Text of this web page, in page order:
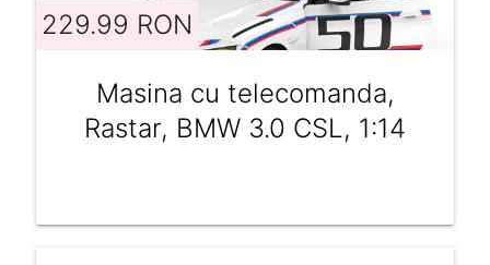
229.99 RON
Masina cu telecomanda,
Rastar, BMW 3.0 CSL, 1:14